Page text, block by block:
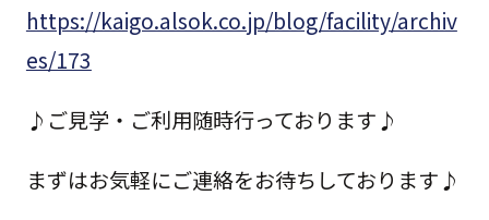
https://kaigo.alsok.co.jp/blog/facility/archiv
es/173
♪ご見学・ご利用随時行っております♪
まずはお気軽にご連絡をお待ちしております♪